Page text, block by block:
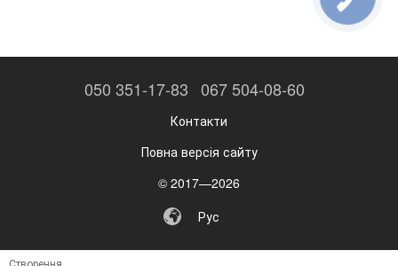
050 351-17-83 067 504-08-60
Контакти
Повна версія сайту
© 2017—2026
Рус
Створення